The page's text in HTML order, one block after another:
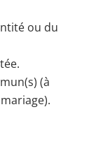
ou du
(à